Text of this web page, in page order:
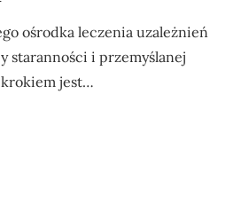
ośrodka leczenia uzależnień
staranności i przemyślanej
jest…